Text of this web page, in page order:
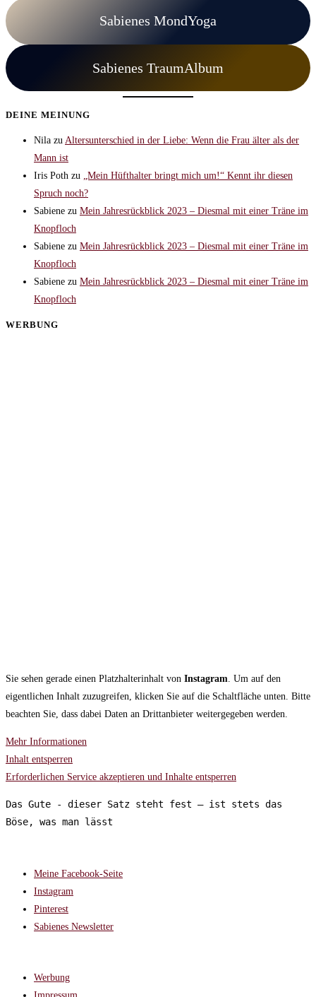
Sabienes MondYoga
Sabienes TraumAlbum
DEINE MEINUNG
Nila zu Altersunterschied in der Liebe: Wenn die Frau älter als der
Mann ist
Iris Poth zu
„Mein Hüfthalter bringt mich um!“ Kennt ihr diesen
Spruch noch?
Sabiene zu Mein Jahresrückblick 2023 – Diesmal mit einer Träne im
Knopfloch
Sabiene zu Mein Jahresrückblick 2023 – Diesmal mit einer Träne im
Knopfloch
Sabiene zu Mein Jahresrückblick 2023 – Diesmal mit einer Träne im
Knopfloch
WERBUNG
Sie sehen gerade einen Platzhalterinhalt von Instagram. Um auf den
eigentlichen Inhalt zuzugreifen, klicken Sie auf die Schaltfläche unten. Bitte
beachten Sie, dass dabei Daten an Drittanbieter weitergegeben werden.
Mehr Informationen
Inhalt entsperren
Erforderlichen Service akzeptieren und Inhalte entsperren
Das Gute - dieser Satz steht fest – ist stets das
Böse, was man lässt
Meine Facebook-Seite
Instagram
Pinterest
Sabienes Newsletter
Werbung